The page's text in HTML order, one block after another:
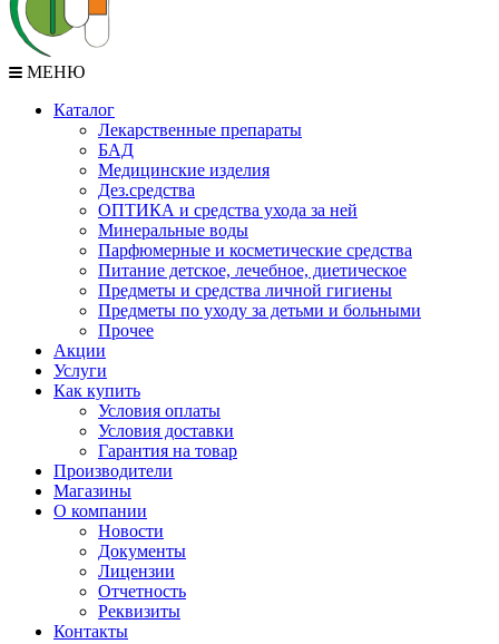
МЕНЮ
Каталог
Лекарственные препараты
БАД
Медицинские изделия
Дез.средства
ОПТИКА и средства ухода за ней
Минеральные воды
Парфюмерные и косметические средства
Питание детское, лечебное, диетическое
Предметы и средства личной гигиены
Предметы по уходу за детьми и больными
Прочее
Акции
Услуги
Как купить
Условия оплаты
Условия доставки
Гарантия на товар
Производители
Магазины
О компании
Новости
Документы
Лицензии
Отчетность
Реквизиты
Контакты